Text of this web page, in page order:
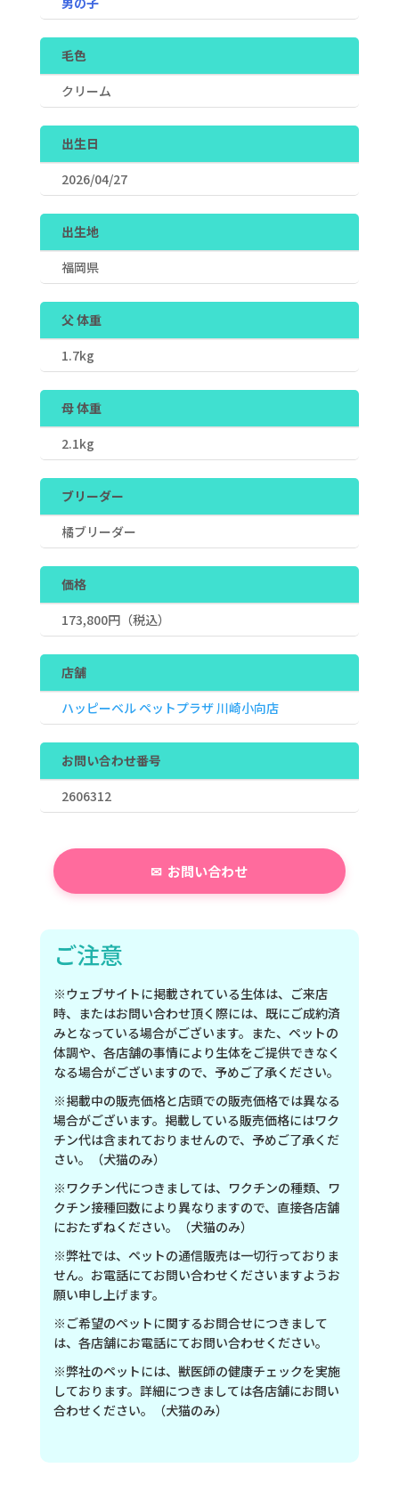
毛色
クリーム
出生日
2026/04/27
出生地
福岡県
父 体重
1.7kg
母 体重
2.1kg
ブリーダー
橘ブリーダー
価格
173,800円（税込）
店舗
ハッピーベル ペットプラザ 川崎小向店
お問い合わせ番号
2606312
お問い合わせ
ご注意
※ウェブサイトに掲載されている生体は、ご来店
時、またはお問い合わせ頂く際には、既にご成約済
みとなっている場合がございます。また、ペットの
体調や、各店舗の事情により生体をご提供できなく
なる場合がございますので、予めご了承ください。
※掲載中の販売価格と店頭での販売価格では異なる
場合がございます。掲載している販売価格にはワク
チン代は含まれておりませんので、予めご了承くだ
さい。（犬猫のみ）
※ワクチン代につきましては、ワクチンの種類、ワ
クチン接種回数により異なりますので、直接各店舗
におたずねください。（犬猫のみ）
※弊社では、ペットの通信販売は一切行っておりま
せん。お電話にてお問い合わせくださいますようお
願い申し上げます。
※ご希望のペットに関するお問合せにつきまして
は、各店舗にお電話にてお問い合わせください。
※弊社のペットには、獣医師の健康チェックを実施
しております。詳細につきましては各店舗にお問い
合わせください。（犬猫のみ）